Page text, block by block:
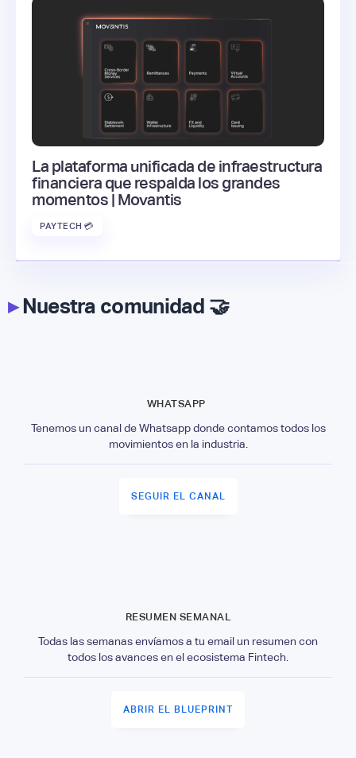
La plataforma unificada de infraestructura
financiera que respalda los grandes
momentos | Movantis
PAYTECH 💳
▸Nuestra comunidad 🤝
WHATSAPP
Tenemos un canal de Whatsapp donde contamos todos los
movimientos en la industria.
SEGUIR EL CANAL
RESUMEN SEMANAL
Todas las semanas envíamos a tu email un resumen con
todos los avances en el ecosistema Fintech.
ABRIR EL BLUEPRINT